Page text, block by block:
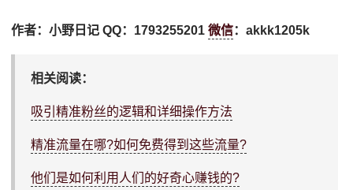
作者：小野日记 QQ：1793255201微信：akkk1205k
相关阅读：
吸引精准粉丝的逻辑和详细操作方法
精准流量在哪?如何免费得到这些流量?
他们是如何利用人们的好奇心赚钱的?